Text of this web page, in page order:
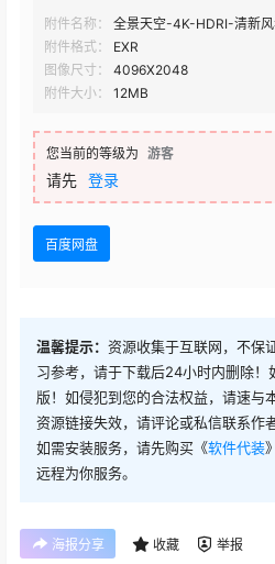
附件名称：
全景天空-4K-HDRI-清新
附件格式：
EXR
图像尺寸：
4096X2048
附件大小：
12MB
您当前的等级为 游客
请先 登录
百度网盘
温馨提示： 资源收集于互联网，不保
习参考，请于下载后24小时内删除！
版！如侵犯到您的合法权益，请速与
资源链接失效，请评论或私信联系作者
如需安装服务，请先购买《软件代装
远程为你服务。
海报分享 收藏 举报